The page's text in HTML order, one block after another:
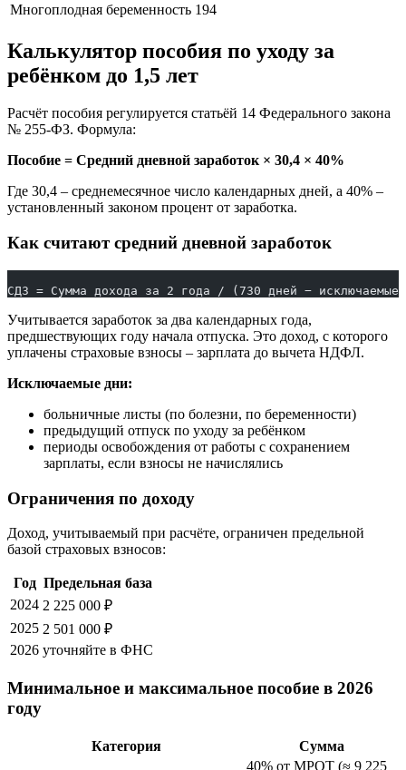
Многоплодная беременность 194
Калькулятор пособия по уходу за
ребёнком до 1,5 лет
Расчёт пособия регулируется статьёй 14 Федерального закона
№ 255-ФЗ. Формула:
Пособие = Средний дневной заработок × 30,4 × 40%
Где 30,4 – среднемесячное число календарных дней, а 40% –
установленный законом процент от заработка.
Как считают средний дневной заработок
СДЗ = Сумма дохода за 2 года / (730 дней − исключаемые
Учитывается заработок за два календарных года,
предшествующих году начала отпуска. Это доход, с которого
уплачены страховые взносы – зарплата до вычета НДФЛ.
Исключаемые дни:
больничные листы (по болезни, по беременности)
предыдущий отпуск по уходу за ребёнком
периоды освобождения от работы с сохранением
зарплаты, если взносы не начислялись
Ограничения по доходу
Доход, учитываемый при расчёте, ограничен предельной
базой страховых взносов:
Год Предельная база
2024 2 225 000 ₽
2025 2 501 000 ₽
2026 уточняйте в ФНС
Минимальное и максимальное пособие в 2026
году
Категория
Сумма
40% от МРОТ (≈ 9 225